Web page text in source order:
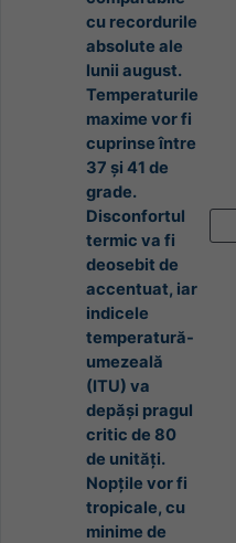
cu recordurile
absolute ale
lunii august.
Temperaturile
maxime vor fi
cuprinse între
37 și 41 de
grade.
Disconfortul
termic va fi
deosebit de
accentuat, iar
indicele
temperatură-
umezeală
(ITU) va
depăși pragul
critic de 80
de unități.
Nopțile vor fi
tropicale, cu
minime de